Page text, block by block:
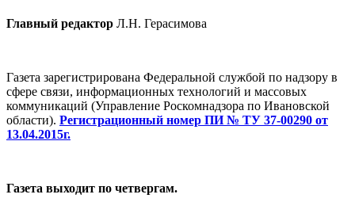
Главный редактор Л.Н. Герасимова
Газета зарегистрирована Федеральной службой по надзору в
сфере связи, информационных технологий и массовых
коммуникаций (Управление Роскомнадзора по Ивановской
области). Регистрационный номер ПИ № ТУ 37-00290 от
13.04.2015г.
Газета выходит по четвергам.